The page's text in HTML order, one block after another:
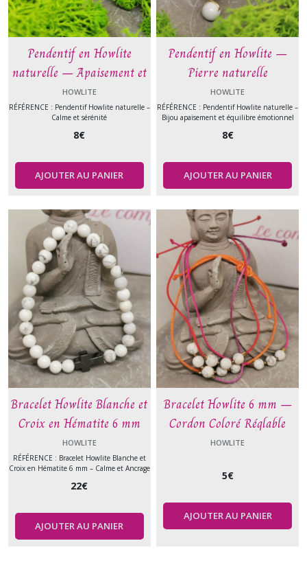
Pendentif en Howlite
naturelle – Apaisement et
sérénité – Bijou fait main
HOWLITE
RÉFÉRENCE : Pendentif Howlite naturelle –
Calme et sérénité
8€
AJOUTER AU PANIER
Pendentif en Howlite –
Pierre naturelle
d’apaisement et sérénité
HOWLITE
RÉFÉRENCE : Pendentif Howlite naturelle –
Bijou apaisement et équilibre émotionnel
8€
AJOUTER AU PANIER
Bracelet Howlite Blanche et
Croix en Hématite 6 mm
HOWLITE
RÉFÉRENCE : Bracelet Howlite Blanche et
Croix en Hématite 6 mm – Calme et Ancrage
22€
AJOUTER AU PANIER
Bracelet Howlite 6 mm –
Cordon Coloré Réglable
(Rouge, Orange, Violet ou
HOWLITE
5€
AJOUTER AU PANIER